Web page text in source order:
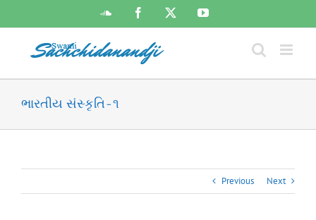
SoundCloud
Facebook YouTube
ભારતીય સંસ્કૃતિ-૧
Previous Next